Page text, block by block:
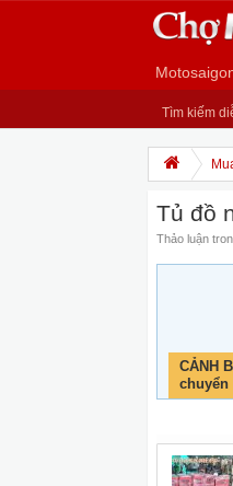
Tìm kiếm
Tủ đồ
Thảo luận
CẢNH
chuyển